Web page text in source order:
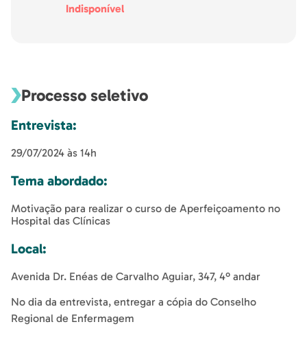
Indisponível
Processo seletivo
Entrevista:
29/07/2024 às 14h
Tema abordado:
Motivação para realizar o curso de Aperfeiçoamento no
Hospital das Clínicas
Local:
Avenida Dr. Enéas de Carvalho Aguiar, 347, 4º andar
No dia da entrevista, entregar a cópia do Conselho
Regional de Enfermagem